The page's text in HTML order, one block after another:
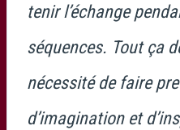
tenir l’échange
séquences. Tout ça
nécessité de faire
d’imagination et